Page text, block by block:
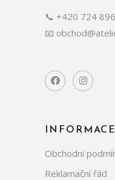
📞 +420 724
📧
INFORMACE
Obchodní
Reklamační řád